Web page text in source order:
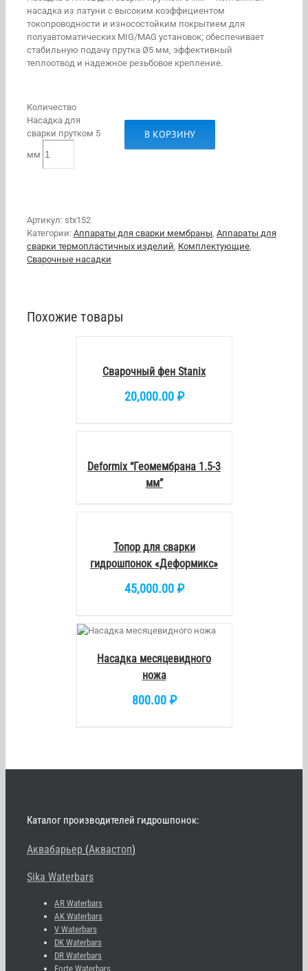
насадка из латуни с высоким коэффициентом
токопроводности и износостойким покрытием для
полуавтоматических MIG/MAG установок; обеспечивает
стабильную подачу прутка Ø5 мм, эффективный
теплоотвод и надежное резьбовое крепление.
Количество
Насадка для
сварки прутком 5
мм
В КОРЗИНУ
Артикул: stx152
Категории: Аппараты для сварки мембраны, Аппараты для
сварки термопластичных изделий, Комплектующие,
Сварочные насадки
Похожие товары
Сварочный фен Stanix
20,000.00 ₽
Deformix “Геомембрана 1.5-3
мм”
Топор для сварки
гидрошпонок «Деформикс»
45,000.00 ₽
Насадка месяцевидного
ножа
800.00 ₽
Каталог производителей гидрошпонок:
Аквабарьер (Аквастоп)
Sika Waterbars
AR Waterbars
AK Waterbars
V Waterbars
DK Waterbars
DR Waterbars
Forte Waterbars